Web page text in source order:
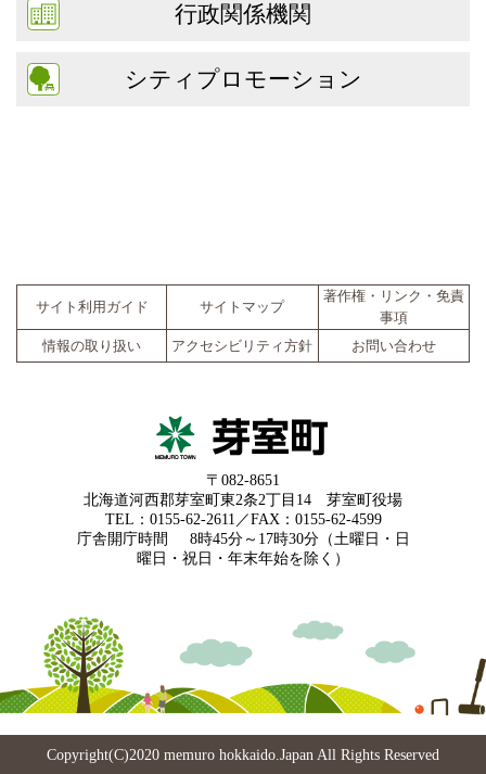
行政関係機関
シティプロモーション
サイト利用ガイド サイトマップ
著作権・リンク・免責
事項
情報の取り扱い
アクセシビリティ方針 お問い合わせ
〒082-8651
北海道河西郡芽室町東2条2丁目14 芽室町役場
TEL：0155-62-2611／FAX：0155-62-4599
庁舎開庁時間
8時45分～17時30分（土曜日・日
曜日・祝日・年末年始を除く）
Copyright(C)2020 memuro hokkaido.Japan All Rights Reserved